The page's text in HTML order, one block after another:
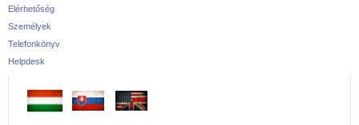
Elérhetőség
Személyek
Telefonkönyv
Helpdesk